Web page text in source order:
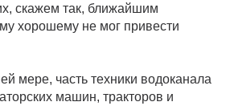
скажем так, ближайшим
хорошему не мог привести
мере, часть техники водоканала
машин, тракторов и